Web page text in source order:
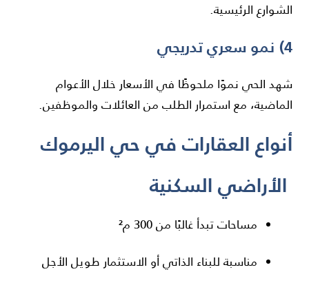
الشوارع الرئيسية.
4) نمو سعري تدريجي
شهد الحي نموًا ملحوظًا في الأسعار خلال الأعوام
الماضية، مع استمرار الطلب من العائلات والموظفين.
أنواع العقارات في حي اليرموك
الأراضي السكنية
مساحات تبدأ غالبًا من 300 م²
مناسبة للبناء الذاتي أو الاستثمار طويل الأجل